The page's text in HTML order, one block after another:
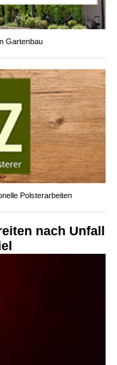
Gartenbau
Polsterarbeiten
nach Unfall